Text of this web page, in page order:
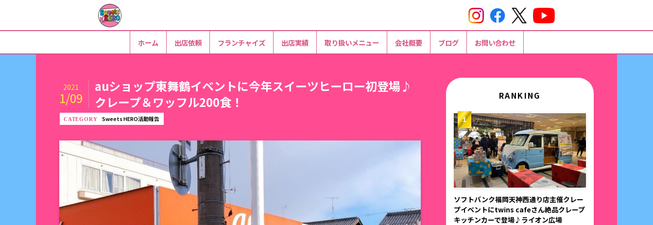
auショップ東舞鶴イベントに今年スイーツヒーロー初登場♪
クレープ＆ワッフル200食！
2021
1/09
Sweets HERO活動報告
RANKING
ソフトバンク福岡天神西通り店主催クレー
プイベントにtwins cafeさん絶品クレープ
キッチンカーで登場♪ライオン広場
ホーム 出店依頼 フランチャイズ 出店実績 取り扱いメニュー 会社概要 ブログ お問い合わせ